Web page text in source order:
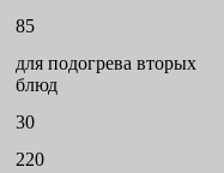
85
для подогрева вторых
блюд
30
220